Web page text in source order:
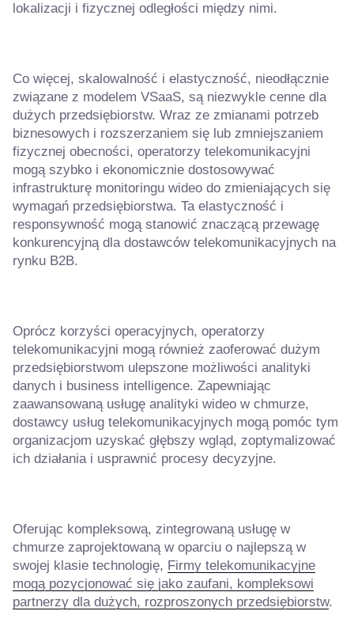
lokalizacji i fizycznej odległości między nimi.
Co więcej, skalowalność i elastyczność, nieodłącznie
związane z modelem VSaaS, są niezwykle cenne dla
dużych przedsiębiorstw. Wraz ze zmianami potrzeb
biznesowych i rozszerzaniem się lub zmniejszaniem
fizycznej obecności, operatorzy telekomunikacyjni
mogą szybko i ekonomicznie dostosowywać
infrastrukturę monitoringu wideo do zmieniających się
wymagań przedsiębiorstwa. Ta elastyczność i
responsywność mogą stanowić znaczącą przewagę
konkurencyjną dla dostawców telekomunikacyjnych na
rynku B2B.
Oprócz korzyści operacyjnych, operatorzy
telekomunikacyjni mogą również zaoferować dużym
przedsiębiorstwom ulepszone możliwości analityki
danych i business intelligence. Zapewniając
zaawansowaną usługę analityki wideo w chmurze,
dostawcy usług telekomunikacyjnych mogą pomóc tym
organizacjom uzyskać głębszy wgląd, zoptymalizować
ich działania i usprawnić procesy decyzyjne.
Oferując kompleksową, zintegrowaną usługę w
chmurze zaprojektowaną w oparciu o najlepszą w
swojej klasie technologię, Firmy telekomunikacyjne
mogą pozycjonować się jako zaufani, kompleksowi
partnerzy dla dużych, rozproszonych przedsiębiorstw.